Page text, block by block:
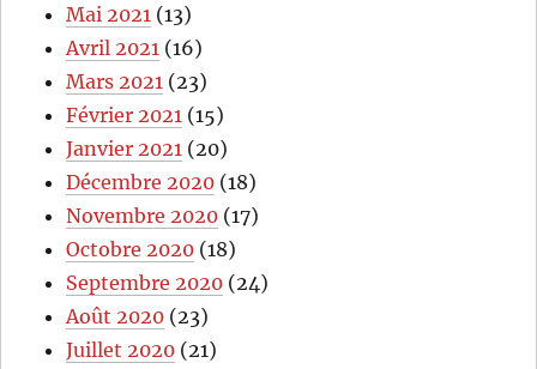
Mai 2021 (13)
Avril 2021 (16)
Mars 2021 (23)
Février 2021 (15)
Janvier 2021 (20)
Décembre 2020 (18)
Novembre 2020 (17)
Octobre 2020 (18)
Septembre 2020 (24)
Août 2020 (23)
Juillet 2020 (21)